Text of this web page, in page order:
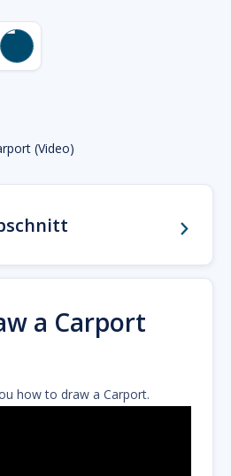
(Video)
a Carport
how to draw a Carport.